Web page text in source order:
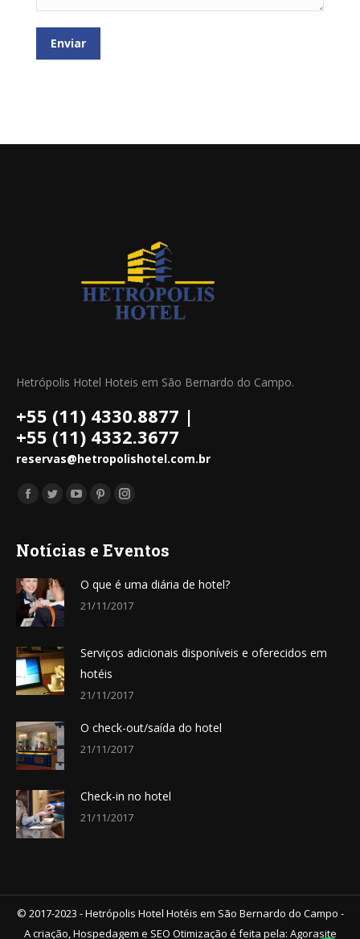
Enviar
Hetrópolis Hotel Hoteis em São Bernardo do Campo.
+55 (11) 4330.8877 |
+55 (11) 4332.3677
reservas@hetropolishotel.com.br
Encontre-nos em:
Facebook
opens
new
window
Twitter
opens
new
window
YouTube
opens
new
window
Pinterest
opens
new
window
Instagram
opens
new
window
Notícias e Eventos
O que é uma diária de hotel?
21/11/2017
Serviços adicionais disponíveis e oferecidos em
hotéis
21/11/2017
O check-out/saída do hotel
21/11/2017
Check-in no hotel
21/11/2017
© 2017-2023 - Hetrópolis Hotel Hotéis em São Bernardo do Campo -
A criação, Hospedagem e SEO Otimização é feita pela: Agorasite